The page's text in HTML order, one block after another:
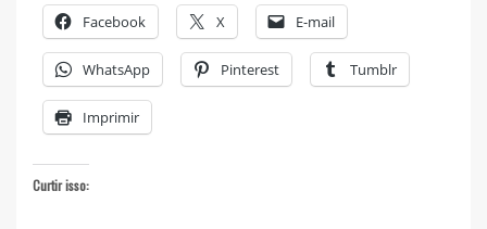
Facebook X E-mail
WhatsApp Pinterest Tumblr
Imprimir
Curtir isso: